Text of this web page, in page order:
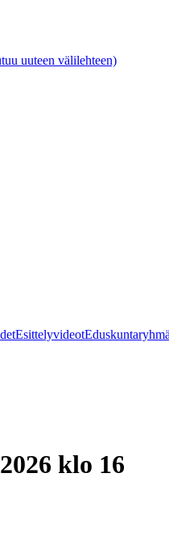
uuteen välilehteen)
Esittelyvideot
klo 16